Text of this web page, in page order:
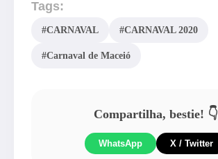
Tags:
#CARNAVAL #CARNAVAL 2020
#Carnaval de Maceió
Compartilha, bestie! 👇
WhatsApp X / Twitter